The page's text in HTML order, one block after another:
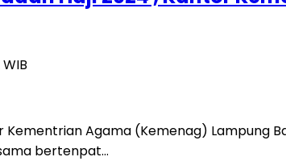
Kementrian Agama (Kemenag)
bertenpat…